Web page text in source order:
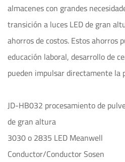
almacenes con grandes
transición a luces LED de gran
ahorros de costos. Estos ahorros
educación laboral, desarrollo de
pueden impulsar directamente la
JD-HB032 procesamiento de
de gran altura
3030 o 2835 LED Meanwell
Conductor/Conductor Sosen